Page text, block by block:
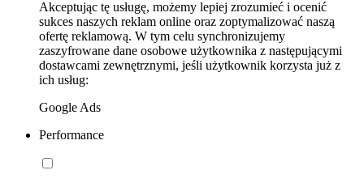
Akceptując tę usługę, możemy lepiej zrozumieć i ocenić
sukces naszych reklam online oraz zoptymalizować naszą
ofertę reklamową. W tym celu synchronizujemy
zaszyfrowane dane osobowe użytkownika z następującymi
dostawcami zewnętrznymi, jeśli użytkownik korzysta już z
ich usług:
Google Ads
Performance